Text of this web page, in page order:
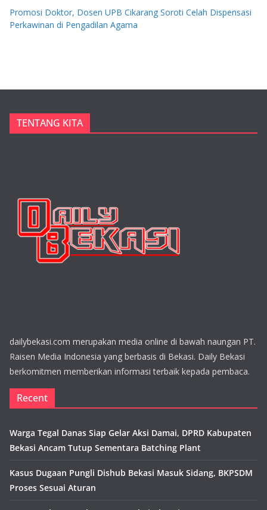
Promosi Doktor, Dosen UPB Cikarang Soroti Celah Dispensasi
Perkawinan di Pengadilan Agama
TENTANG KITA
dailybekasi.com merupakan media online di bawah naungan PT.
Raisen Media Indonesia yang berbasis di Bekasi. Daily Bekasi
berkomitmen memberikan informasi terbaik kepada pembaca.
Recent
Warga Tegal Danas Siap Gelar Aksi Damai, DPRD Kabupaten
Bekasi Ancam Tutup Sementara Batching Plant
Kasus Dugaan Pungli Dishub Bekasi Masuk Sidang, BKPSDM
Proses Sesuai Aturan